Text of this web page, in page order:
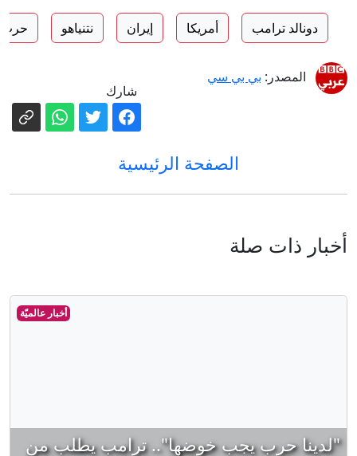
دونالد ترامب أمريكا إيران نتنياهو حرب
المصدر: بي بي سي
شارك
الصفحة الرئيسية
أخبار ذات صلة
أخبار عالميّة
"لدينا حرب يجب خوضها".. ترامب يطلب من